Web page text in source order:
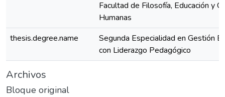
Facultad de Filosofía, Educación y
Humanas
thesis.degree.name
Segunda Especialidad en Gestión
con Liderazgo Pedagógico
Archivos
Bloque original